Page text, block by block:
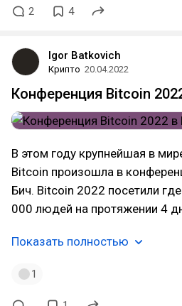
2 4
Igor Batkovich
Крипто 20.04.2022
Конференция Bitcoin
В этом году крупнейшая в
Bitcoin произошла в
Бич. Bitcoin 2022 посетили
000 людей на протяжении 4
Показать полностью
1